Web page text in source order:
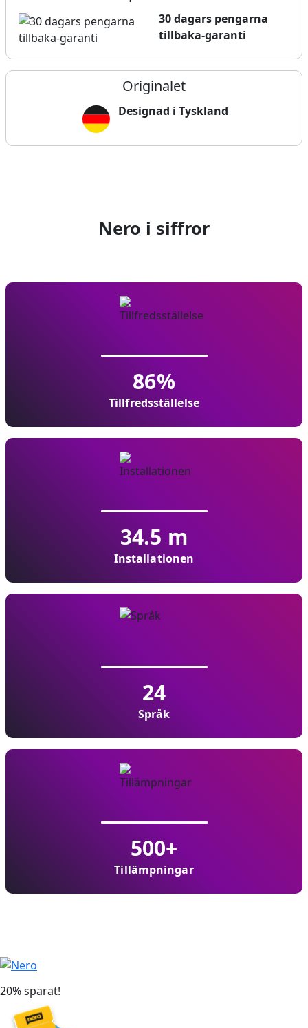
30 dagars pengarna
tillbaka-garanti
Originalet
Designad i Tyskland
Nero i siffror
86%
Tillfredsställelse
34.5 m
Installationen
24
Språk
500+
Tillämpningar
20% sparat!